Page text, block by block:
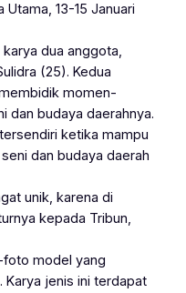
Utama, 13-15 Januari
dua anggota,
(25). Kedua
momen-
dan budaya daerahnya.
ketika mampu
dan budaya daerah
unik, karena di
kepada Tribun,
model yang
jenis ini terdapat